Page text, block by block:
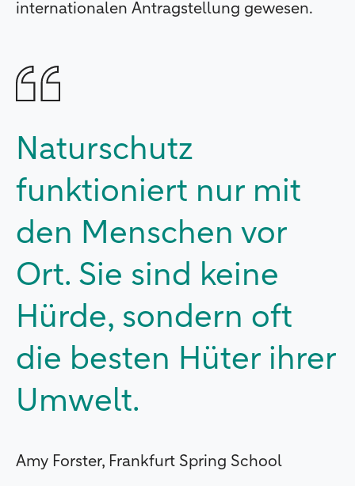
internationalen Antragstellung gewesen.
Naturschutz
funktioniert nur mit
den Menschen vor
Ort. Sie sind keine
Hürde, sondern oft
die besten Hüter ihrer
Umwelt.
Amy Forster, Frankfurt Spring School